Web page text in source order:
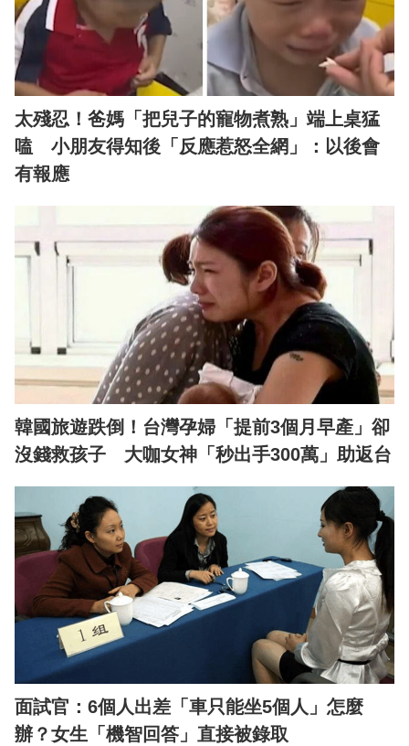
太殘忍！爸媽「把兒子的寵物煮熟」端上桌猛
嗑 小朋友得知後「反應惹怒全網」：以後會
有報應
韓國旅遊跌倒！台灣孕婦「提前3個月早產」卻
沒錢救孩子 大咖女神「秒出手300萬」助返台
面試官：6個人出差「車只能坐5個人」怎麼
辦？女生「機智回答」直接被錄取